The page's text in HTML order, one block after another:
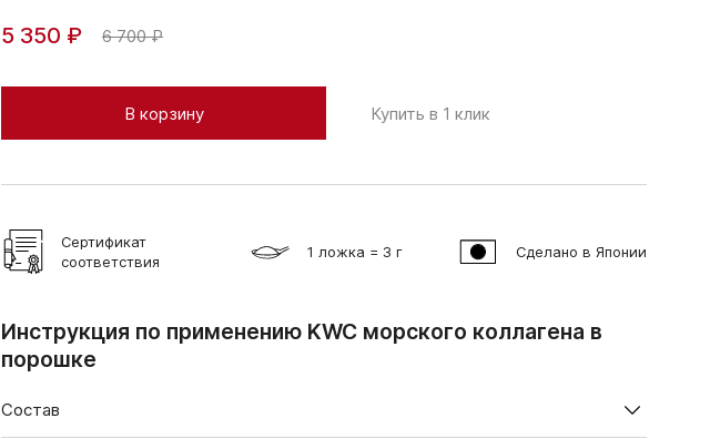
5 350 ₽ 6 700 ₽
В корзину Купить в 1 клик
Сертификат
соответствия
1 ложка = 3 г Сделано в Японии
Инструкция по применению KWC морского коллагена в
порошке
Состав